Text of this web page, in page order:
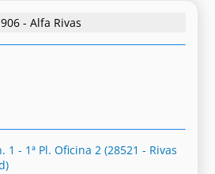
- Alfa Rivas
1 - 1ª Pl. Oficina 2 (28521 - Rivas